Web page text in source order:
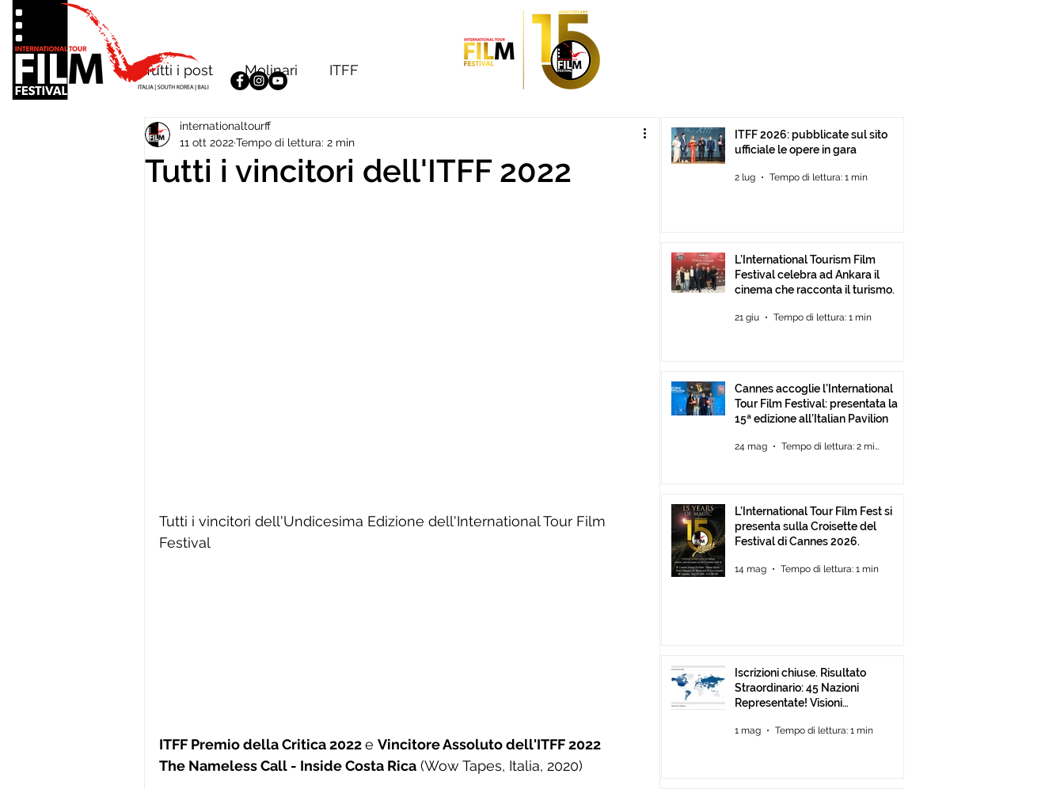
Tutti i post Molinari ITFF
Tutti i vincitori dell'ITFF 2022
internationaltourff
11 ott 2022Tempo di lettura: 2 min
Tutti i vincitori dell'Undicesima Edizione dell'International Tour Film
Festival
ITFF Premio della Critica 2022 e Vincitore Assoluto dell'ITFF 2022
The Nameless Call - Inside Costa Rica (Wow Tapes, Italia, 2020)
ITFF 2026: pubblicate sul sito
ufficiale le opere in gara
2 lug Tempo di lettura: 1 min
L’International Tourism Film
Festival celebra ad Ankara il
cinema che racconta il turismo.
21 giu Tempo di lettura: 1 min
Cannes accoglie l’International
Tour Film Festival: presentata la
15ª edizione all’Italian Pavilion
24 mag Tempo di lettura: 2 min
L’International Tour Film Fest si
presenta sulla Croisette del
Festival di Cannes 2026.
14 mag Tempo di lettura: 1 min
Iscrizioni chiuse. Risultato
Straordinario: 45 Nazioni
Representate! Visioni
al 30 Giugno
1 mag Tempo di lettura: 1 min